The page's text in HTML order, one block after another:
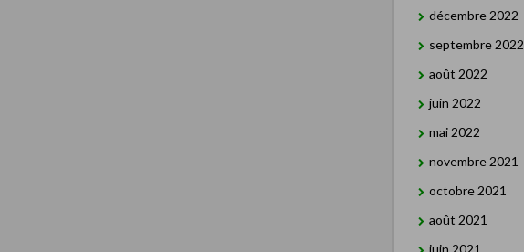
décembre 2022
septembre 2022
août 2022
juin 2022
mai 2022
novembre 2021
octobre 2021
août 2021
juin 2021